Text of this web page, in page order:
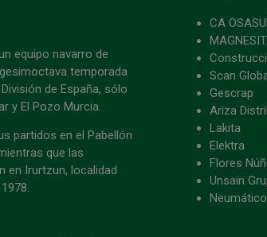
equipo navarro de
temporada
de España, sólo
y El Pozo Murcia.
partidos en el Pabellón
que las
en Irurtzun, localidad
CA
Scan
Gescrap
Ariza
Lakita
Elektra
Flores
Unsain